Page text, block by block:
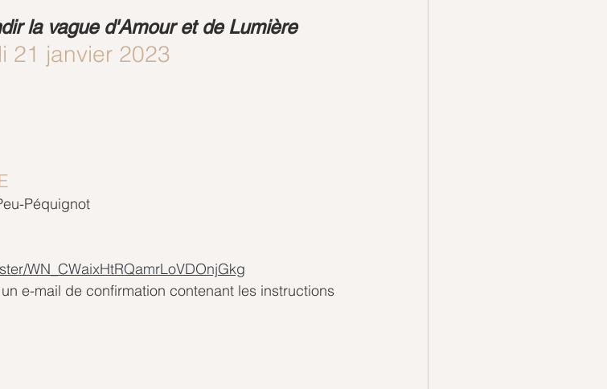
la vague d'Amour et de Lumière
21 janvier 2023
Péquignot
WN_CWaixHtRQamrLoVDOnjGkg
e-mail de confirmation contenant les instructions